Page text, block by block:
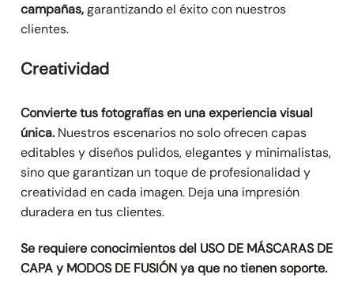
campañas,garantizando el éxito con nuestros
clientes.
Creatividad
Convierte tus fotografías en una experiencia visual
única. Nuestros escenarios no solo ofrecen capas
editables y diseños pulidos, elegantes y minimalistas,
sino que garantizan un toque de profesionalidad y
creatividad en cada imagen. Deja una impresión
duradera en tus clientes.
Se requiere conocimientos del USO DE MÁSCARAS DE
CAPA y MODOS DE FUSIÓN ya que no tienen soporte.